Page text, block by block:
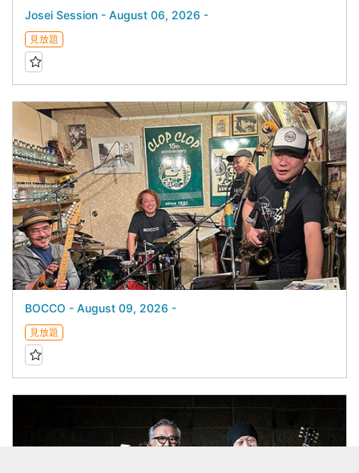
Josei Session - August 06, 2026 -
見放題
BOCCO - August 09, 2026 -
見放題